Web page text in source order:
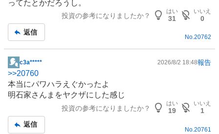
事
ってたとかだろうし。
投資の参考になりましたか？
はい
31
いいえ
0
返信
No.20762
掲
示
板
記
c3a***** 2026/8/2 18:48報告
>>20760
本当にパワハラえぐかったよ
明石家さんまをヤクザにした感じ
投資の参考になりましたか？
はい
19
いいえ
1
返信
No. 20761